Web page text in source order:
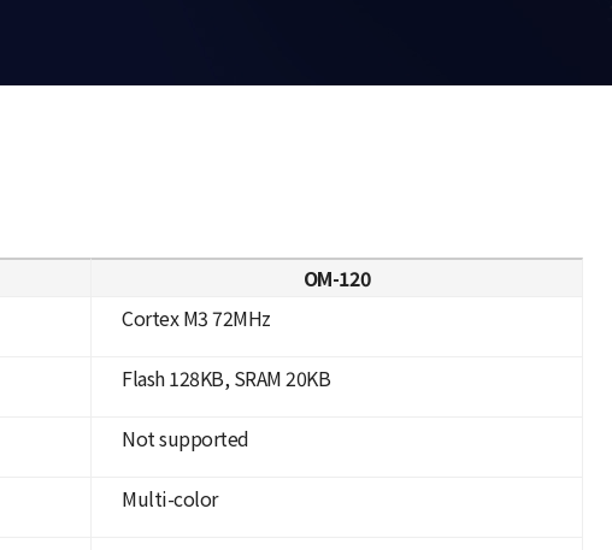
OM-120
Cortex M3 72MHz
Flash 128KB, SRAM 20KB
Not supported
Multi-color